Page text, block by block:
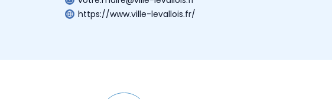
https://www.ville-levallois.fr/